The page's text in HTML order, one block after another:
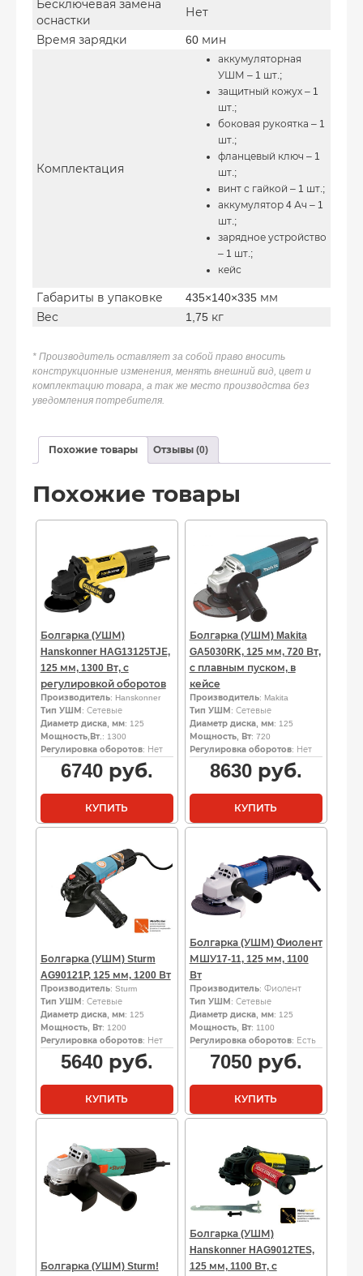
Бесключевая замена
оснастки
Нет
Время зарядки 60 мин
Комплектация
аккумуляторная
УШМ – 1 шт.;
защитный кожух – 1
шт.;
боковая рукоятка – 1
шт.;
фланцевый ключ – 1
шт.;
винт с гайкой – 1 шт.;
аккумулятор 4 Ач – 1
шт.;
зарядное устройство
– 1 шт.;
кейс
Габариты в упаковке
435×140×335 мм
Вес
1,75 кг
* Производитель оставляет за собой право вносить
конструкционные изменения, менять внешний вид, цвет и
комплектацию товара, а так же место производства без
уведомления потребителя.
Похожие товары Отзывы (0)
Похожие товары
Болгарка (УШМ)
Hanskonner HAG13125TJЕ,
125 мм, 1300 Вт, с
регулировкой оборотов
Производитель: Hanskonner
Тип УШМ : Сетевые
Диаметр диска, мм: 125
Мощность,Вт.: 1300
Регулировка оборотов: Нет
6740руб.
КУПИТЬ
Болгарка (УШМ) Makita
GA5030RK, 125 мм, 720 Вт,
с плавным пуском, в
кейсе
Производитель: Makita
Тип УШМ : Сетевые
Диаметр диска, мм: 125
Мощность, Вт: 720
Регулировка оборотов: Нет
8630руб.
КУПИТЬ
Болгарка (УШМ) Sturm
AG90121P, 125 мм, 1200 Вт
Производитель: Sturm
Тип УШМ : Сетевые
Диаметр диска, мм: 125
Мощность, Вт: 1200
Регулировка оборотов: Нет
5640руб.
КУПИТЬ
Болгарка (УШМ) Фиолент
МШУ17-11, 125 мм, 1100
Вт
Производитель: Фиолент
Тип УШМ : Сетевые
Диаметр диска, мм: 125
Мощность, Вт: 1100
Регулировка оборотов: Есть
7050руб.
КУПИТЬ
Болгарка (УШМ) Sturm!
Болгарка (УШМ)
Hanskonner HAG9012TES,
125 мм, 1100 Вт, с